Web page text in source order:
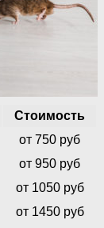
Стоимость
от 750 руб
от 950 руб
от 1050 руб
от 1450 руб